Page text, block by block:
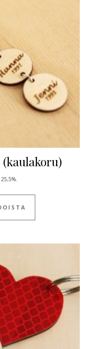
34,00 € - 50,00 €
Tällä tuotteella